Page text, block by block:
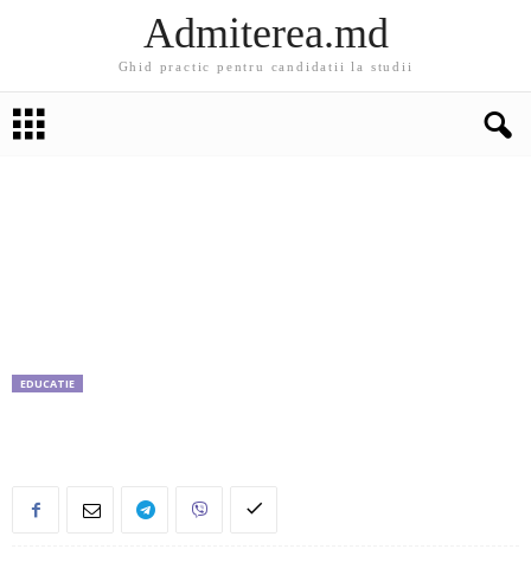
Admiterea.md
Ghid practic pentru candidatii la studii
EDUCATIE